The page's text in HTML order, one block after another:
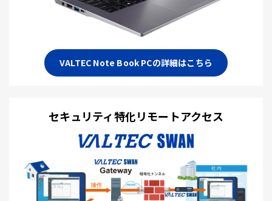
VALTEC Note Book PCの詳細はこちら
セキュリティ特化リモートアクセス